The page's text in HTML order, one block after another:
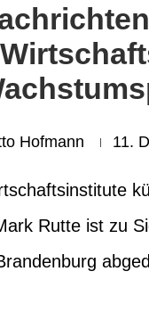
Hofmann 11.
Rutte ist zu